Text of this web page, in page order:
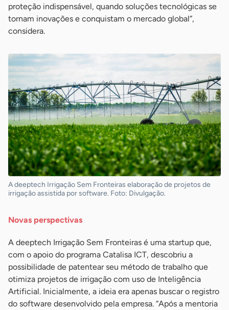
proteção indispensável, quando soluções tecnológicas se
tornam inovações e conquistam o mercado global”,
considera.
A deeptech Irrigação Sem Fronteiras elaboração de projetos de
irrigação assistida por software. Foto: Divulgação.
Novas perspectivas
A deeptech Irrigação Sem Fronteiras é uma startup que,
com o apoio do programa Catalisa ICT, descobriu a
possibilidade de patentear seu método de trabalho que
otimiza projetos de irrigação com uso de Inteligência
Artificial. Inicialmente, a ideia era apenas buscar o registro
do software desenvolvido pela empresa. “Após a mentoria